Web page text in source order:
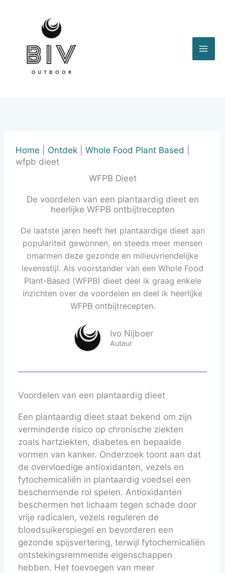
inhoud
Home Ontdek |Whole Food Plant Based
wfpb dieet
WFPB Dieet
De voordelen van een plantaardig dieet en
heerlijke WFPB ontbijtrecepten
De laatste jaren heeft het plantaardige dieet aan
populariteit gewonnen, en steeds meer mensen
omarmen deze gezonde en milieuvriendelijke
levensstijl. Als voorstander van een Whole Food
Plant-Based (WFPB) dieet deel ik graag enkele
inzichten over de voordelen en deel ik heerlijke
WFPB ontbijtrecepten.
Ivo Nijboer
Auteur
Voordelen van een plantaardig dieet
Een plantaardig dieet staat bekend om zijn
verminderde risico op chronische ziekten
zoals hartziekten, diabetes en bepaalde
vormen van kanker. Onderzoek toont aan dat
de overvloedige antioxidanten, vezels en
fytochemicaliën in plantaardig voedsel een
beschermende rol spelen. Antioxidanten
beschermen het lichaam tegen schade door
vrije radicalen, vezels reguleren de
bloedsuikerspiegel en bevorderen een
gezonde spijsvertering, terwijl fytochemicaliën
ontstekingsremmende eigenschappen
hebben. Het toevoegen van meer